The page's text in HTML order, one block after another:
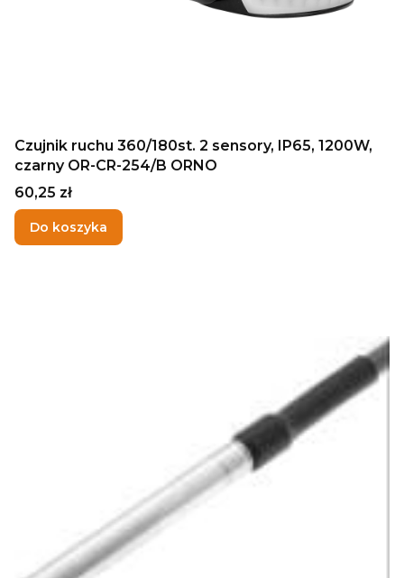
Czujnik ruchu 360/180st. 2 sensory, IP65, 1200W,
czarny OR-CR-254/B ORNO
Cena
60,25 zł
Do koszyka